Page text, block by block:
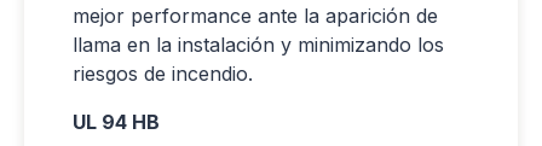
mejor performance ante la aparición de
llama en la instalación y minimizando los
riesgos de incendio.
UL 94 HB